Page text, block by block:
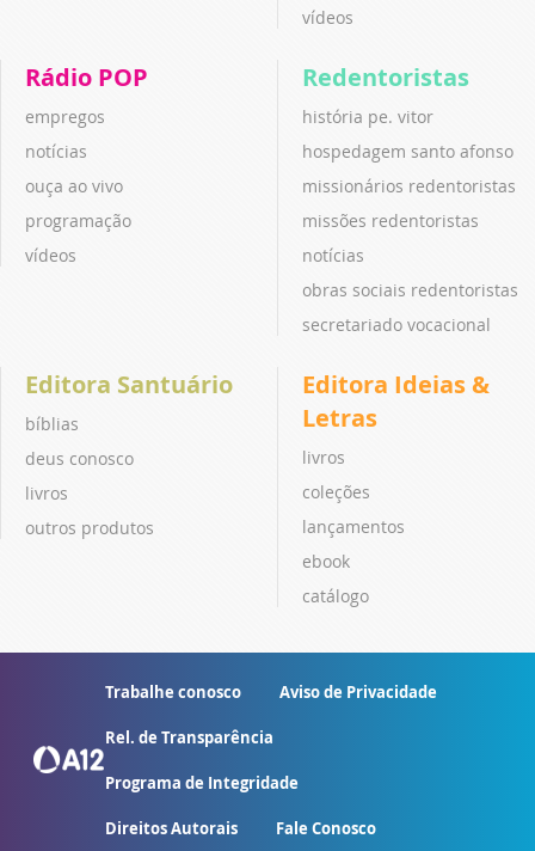
vídeos
Rádio POP
empregos
notícias
ouça ao vivo
programação
vídeos
Redentoristas
história pe. vitor
hospedagem santo afonso
missionários redentoristas
missões redentoristas
notícias
obras sociais redentoristas
secretariado vocacional
Editora Santuário
bíblias
deus conosco
livros
outros produtos
Editora Ideias &
Letras
livros
coleções
lançamentos
ebook
catálogo
Trabalhe conosco Aviso de Privacidade
Rel. de Transparência
Programa de Integridade
Direitos Autorais Fale Conosco